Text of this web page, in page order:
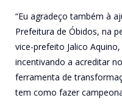
“Eu agradeço também à
Prefeitura de Óbidos, na
vice-prefeito Jalico
incentivando a acreditar
ferramenta de
tem como fazer